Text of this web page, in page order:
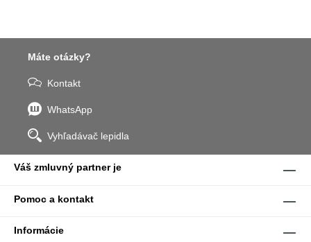
Máte otázky?
Kontakt
WhatsApp
Vyhľadávač lepidla
Váš zmluvný partner je
Pomoc a kontakt
Informácie